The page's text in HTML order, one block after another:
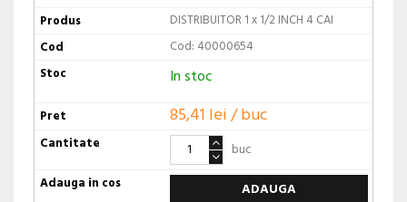
DISTRIBUITOR 1 x 1/2 INCH 4 CAI
Cod: 40000654
In stoc
85,41 lei / buc
buc
ADAUGA